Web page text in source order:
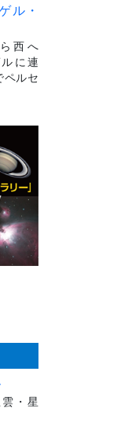
ル・
西へ
に連
ペルセ
・星